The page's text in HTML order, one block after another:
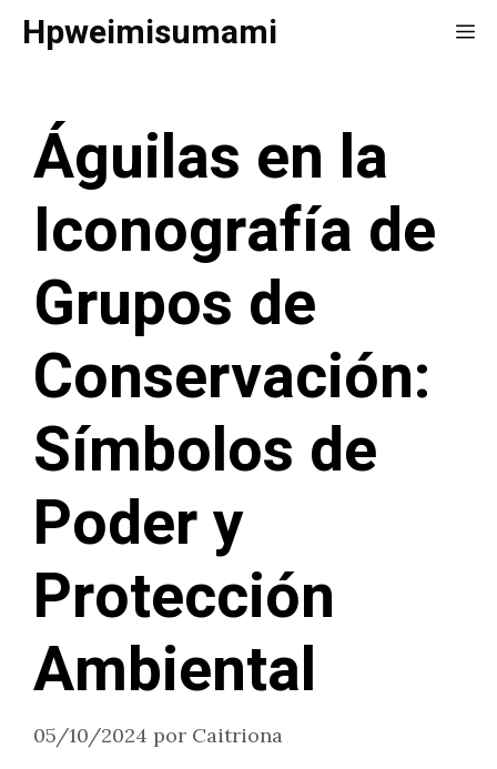
SaltarHpweimisumami
Águilas en la
Iconografía de
Grupos de
Conservación:
Símbolos de
Poder y
Protección
Ambiental
05/10/2024 por Caitriona